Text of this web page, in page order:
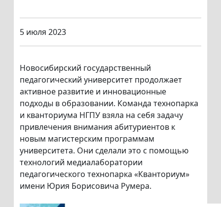
5 июля 2023
Новосибирский государственный
педагогический университет продолжает
активное развитие и инновационные
подходы в образовании. Команда технопарка
и кванториума НГПУ взяла на себя задачу
привлечения внимания абитуриентов к
новым магистерским программам
университета. Они сделали это с помощью
технологий медиалаборатории
педагогического технопарка «Кванториум»
имени Юрия Борисовича Румера.